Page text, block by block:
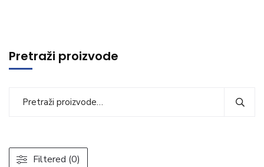
Pretraži proizvode
Filtered (0)